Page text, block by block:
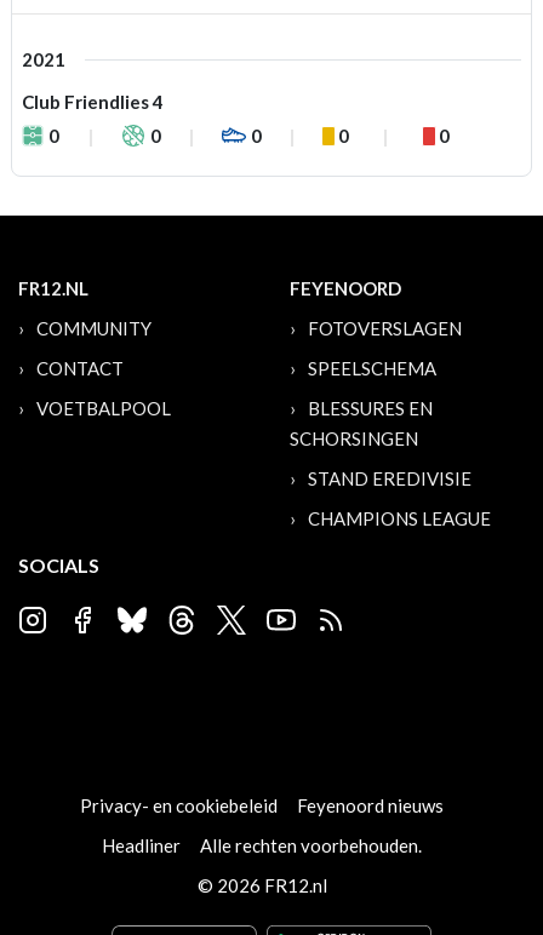
2021
Club Friendlies 4
0
0 0 0 0
FR12.NL
COMMUNITY
CONTACT
VOETBALPOOL
FEYENOORD
FOTOVERSLAGEN
SPEELSCHEMA
BLESSURES EN
SCHORSINGEN
STAND EREDIVISIE
CHAMPIONS LEAGUE
SOCIALS
Privacy- en cookiebeleid
Feyenoord nieuws
Headliner
Alle rechten voorbehouden.
© 2026 FR12.nl